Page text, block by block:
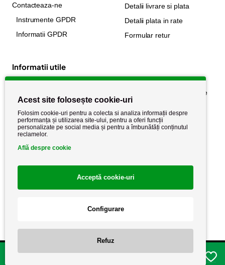
Contacteaza-ne
Instrumente GPDR
Informatii GPDR
Detalii livrare si plata
Detalii plata in rate
Formular retur
Informatii utile
Politica de cookie
Politica de confidențialitate
Termeni si conditii
Acest site folosește cookie-uri
Folosim cookie-uri pentru a colecta si analiza informații despre
performanța și utilizarea site-ului, pentru a oferi funcții
personalizate pe social media și pentru a îmbunătăți conținutul
reclamelor.
Află despre cookie
Acceptă cookie-uri
Configurare
Refuz